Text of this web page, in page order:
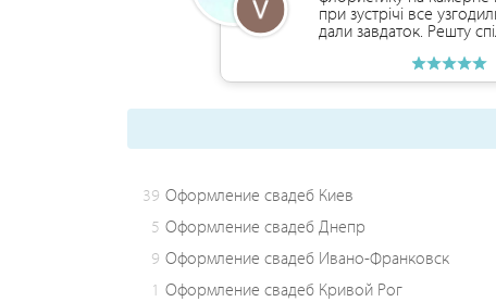
при зустрічі все
дали завдаток. Решту
39 Оформление свадеб Киев
5 Оформление свадеб Днепр
9 Оформление свадеб Ивано-Франковск
1 Оформление свадеб Кривой Рог